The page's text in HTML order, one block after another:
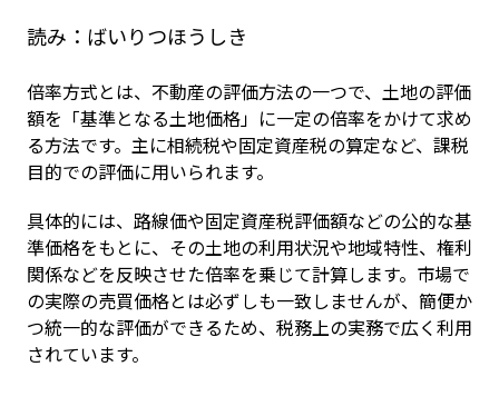
読み： ばいりつほうしき
倍率方式とは、不動産の評価方法の一つで、土地の評価
額を「基準となる土地価格」に一定の倍率をかけて求め
る方法です。主に相続税や固定資産税の算定など、課税
目的での評価に用いられます。
具体的には、路線価や固定資産税評価額などの公的な基
準価格をもとに、その土地の利用状況や地域特性、権利
関係などを反映させた倍率を乗じて計算します。市場で
の実際の売買価格とは必ずしも一致しませんが、簡便か
つ統一的な評価ができるため、税務上の実務で広く利用
されています。